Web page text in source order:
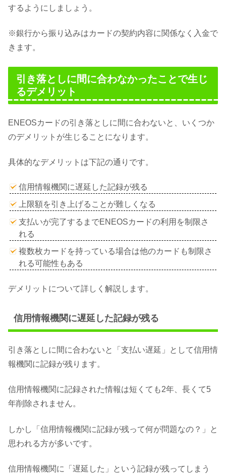
するようにしましょう。
※銀行から振り込みはカードの契約内容に関係なく入金で
きます。
引き落としに間に合わなかったことで生じ
るデメリット
ENEOSカードの引き落としに間に合わないと、いくつか
のデメリットが生じることになります。
具体的なデメリットは下記の通りです。
信用情報機関に遅延した記録が残る
上限額を引き上げることが難しくなる
支払いが完了するまでENEOSカードの利用を制限さ
れる
複数枚カードを持っている場合は他のカードも制限さ
れる可能性もある
デメリットについて詳しく解説します。
信用情報機関に遅延した記録が残る
引き落としに間に合わないと「支払い遅延」として信用情
報機関に記録が残ります。
信用情報機関に記録された情報は短くても2年、長くて5
年削除されません。
しかし「信用情報機関に記録が残って何が問題なの？」と
思われる方が多いです。
信用情報機関に「遅延した」という記録が残ってしまう